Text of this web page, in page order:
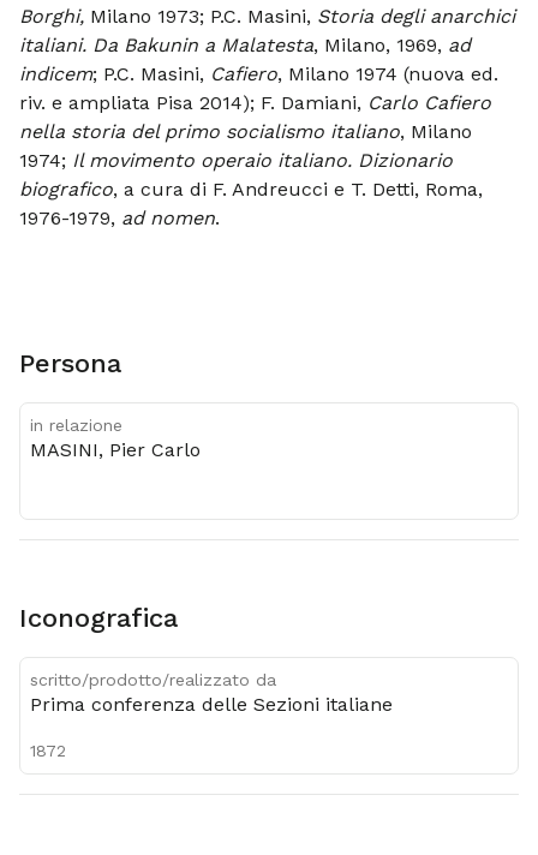
Borghi, Milano 1973; P.C. Masini, Storia degli anarchici
italiani. Da Bakunin a Malatesta, Milano, 1969, ad
indicem; P.C. Masini, Cafiero, Milano 1974 (nuova ed.
riv. e ampliata Pisa 2014); F. Damiani, Carlo Cafiero
nella storia del primo socialismo italiano, Milano
1974; Il movimento operaio italiano. Dizionario
biografico, a cura di F. Andreucci e T. Detti, Roma,
1976-1979, ad nomen.
Persona
in relazione
MASINI, Pier Carlo
Iconografica
scritto/prodotto/realizzato da
Prima conferenza delle Sezioni italiane
1872